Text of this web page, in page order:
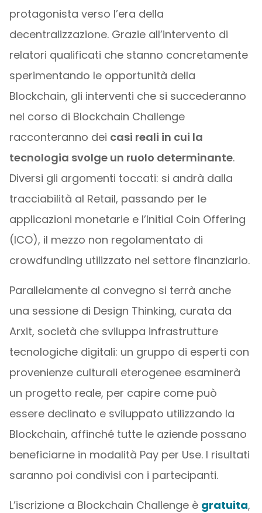
protagonista verso l’era della
decentralizzazione. Grazie all’intervento di
relatori qualificati che stanno concretamente
sperimentando le opportunità della
Blockchain, gli interventi che si succederanno
nel corso di Blockchain Challenge
racconteranno dei casi reali in cui la
tecnologia svolge un ruolo determinante.
Diversi gli argomenti toccati: si andrà dalla
tracciabilità al Retail, passando per le
applicazioni monetarie e l’Initial Coin Offering
(ICO), il mezzo non regolamentato di
crowdfunding utilizzato nel settore finanziario.
Parallelamente al convegno si terrà anche
una sessione di Design Thinking, curata da
Arxit, società che sviluppa infrastrutture
tecnologiche digitali: un gruppo di esperti con
provenienze culturali eterogenee esaminerà
un progetto reale, per capire come può
essere declinato e sviluppato utilizzando la
Blockchain, affinché tutte le aziende possano
beneficiarne in modalità Pay per Use. I risultati
saranno poi condivisi con i partecipanti.
L’iscrizione a Blockchain Challenge è gratuita,